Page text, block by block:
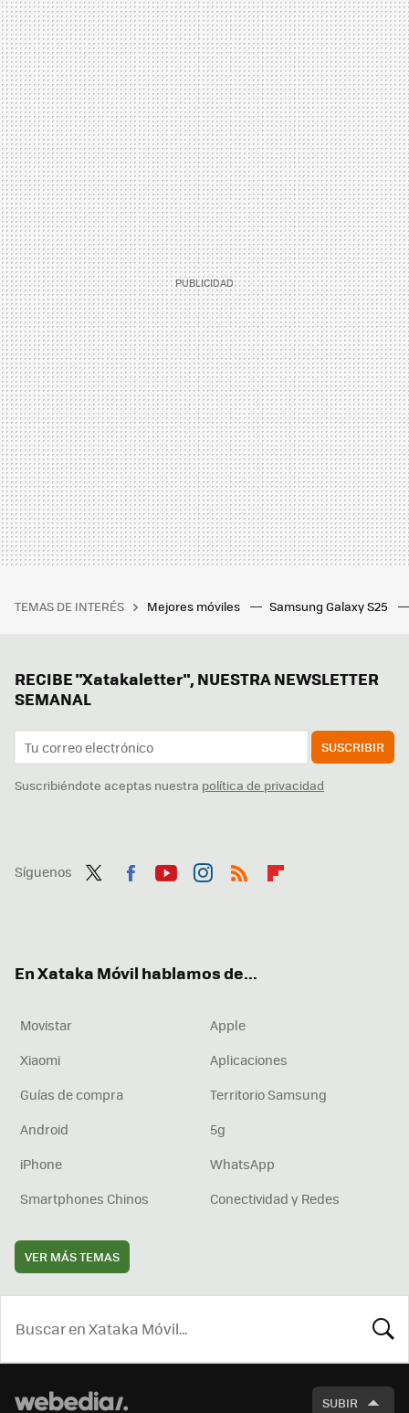
TEMAS DE INTERÉS Mejores móviles Samsung Galaxy S25
RECIBE "Xatakaletter", NUESTRA NEWSLETTER
SEMANAL
SUSCRIBIR
Suscribiéndote aceptas nuestra política de privacidad
Síguenos
En Xataka Móvil hablamos de...
Movistar
Apple
Xiaomi
Aplicaciones
Guías de compra
Territorio Samsung
Android
5g
iPhone
WhatsApp
Smartphones Chinos
Conectividad y Redes
VER MÁS TEMAS
SUBIR